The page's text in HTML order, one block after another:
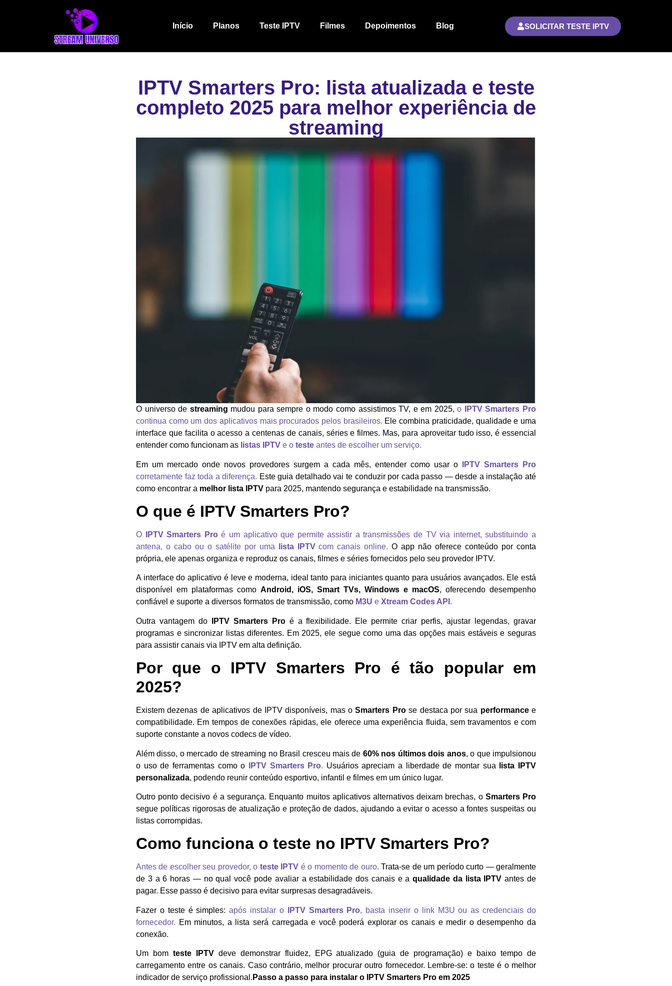
Início Planos Teste IPTV Filmes Depoimentos Blog SOLICITAR TESTE IPTV
IPTV Smarters Pro: lista atualizada e teste
completo 2025 para melhor experiência de
streaming
O universo de streaming mudou para sempre o modo como assistimos TV, e em 2025,o
IPTV Smarters Pro
continua como um dos aplicativos mais procurados pelos brasileiros. Ele combina praticidade, qualidade e uma
interface que facilita o acesso a centenas de canais, séries e filmes. Mas, para aproveitar tudo isso, é essencial
entender como funcionam as listas IPTV e o teste antes de escolher um serviço.
Em um mercado onde novos provedores surgem a cada mês, entender como usar o
IPTV Smarters Pro
corretamente faz toda a diferença. Este guia detalhado vai te conduzir por cada passo — desde a instalação até
como encontrar a melhor lista IPTV para 2025, mantendo segurança e estabilidade na transmissão.
O que é IPTV Smarters Pro?
O IPTV Smarters Proé um aplicativo que permite assistir a transmissões de TV via internet, substituindo a
antena, o cabo ou o satélite por uma
lista IPTVcom canais online. O app não oferece conteúdo por conta
própria, ele apenas organiza e reproduz os canais, filmes e séries fornecidos pelo seu provedor IPTV.
A interface do aplicativo é leve e moderna, ideal tanto para iniciantes quanto para usuários avançados. Ele está
disponível em plataformas como Android, iOS, Smart TVs, Windows e macOS, oferecendo desempenho
confiável e suporte a diversos formatos de transmissão, como M3U e Xtream Codes API .
Outra vantagem do IPTV Smarters Proé a flexibilidade. Ele permite criar perfis, ajustar legendas, gravar
programas e sincronizar listas diferentes. Em 2025, ele segue como uma das opções mais estáveis e seguras
para assistir canais via IPTV em alta definição.
Por que o IPTV Smarters Pro é tão popular em
2025?
Existem dezenas de aplicativos de IPTV disponíveis, mas oSmarters Prose destaca por sua performancee
compatibilidade. Em tempos de conexões rápidas, ele oferece uma experiência fluida, sem travamentos e com
suporte constante a novos codecs de vídeo.
Além disso, o mercado de streaming no Brasil cresceu mais de 60% nos últimos dois anos, o que impulsionou
o uso de ferramentas como o
IPTV Smarters Pro. Usuários apreciam a liberdade de montar sua
lista IPTV
personalizada, podendo reunir conteúdo esportivo, infantil e filmes em um único lugar.
Outro ponto decisivo é a segurança. Enquanto muitos aplicativos alternativos deixam brechas, o Smarters Pro
segue políticas rigorosas de atualização e proteção de dados, ajudando a evitar o acesso a fontes suspeitas ou
listas corrompidas.
Como funciona o teste no IPTV Smarters Pro?
Antes de escolher seu provedor, o teste IPTV é o momento de ouro. Trata-se de um período curto — geralmente
de 3 a 6 horas — no qual você pode avaliar a estabilidade dos canais e aqualidade da lista IPTV antes de
pagar. Esse passo é decisivo para evitar surpresas desagradáveis.
Fazer o teste é simples:após instalar o IPTV Smarters Pro, basta inserir o link M3U ou as credenciais do
fornecedor. Em minutos, a lista será carregada e você poderá explorar os canais e medir o desempenho da
conexão.
Um bom teste IPTVdeve demonstrar fluidez, EPG atualizado (guia de programação) e baixo tempo de
carregamento entre os canais. Caso contrário, melhor procurar outro fornecedor. Lembre-se: o teste é o melhor
indicador de serviço profissional. Passo a passo para instalar o IPTV Smarters Pro em 2025